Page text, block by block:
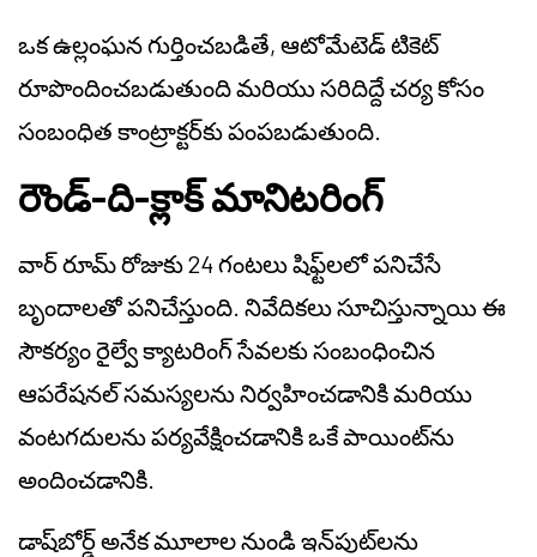
ఒక ఉల్లంఘన గుర్తించబడితే, ఆటోమేటెడ్ టికెట్
రూపొందించబడుతుంది మరియు సరిదిద్దే చర్య కోసం
సంబంధిత కాంట్రాక్టర్‌కు పంపబడుతుంది.
రౌండ్-ది-క్లాక్ మానిటరింగ్
వార్ రూమ్ రోజుకు 24 గంటలు షిఫ్ట్‌లలో పనిచేసే
బృందాలతో పనిచేస్తుంది. నివేదికలు సూచిస్తున్నాయి ఈ
సౌకర్యం రైల్వే క్యాటరింగ్ సేవలకు సంబంధించిన
ఆపరేషనల్ సమస్యలను నిర్వహించడానికి మరియు
వంటగదులను పర్యవేక్షించడానికి ఒకే పాయింట్‌ను
అందించడానికి.
డాష్‌బోర్డ్ అనేక మూలాల నుండి ఇన్‌పుట్‌లను